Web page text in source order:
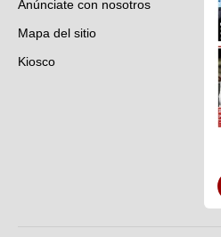
Anúnciate con nosotros
Mapa del sitio
Kiosco